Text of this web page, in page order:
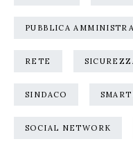
PUBBLICA
RETE
SINDACO
SOCIAL NETWORK